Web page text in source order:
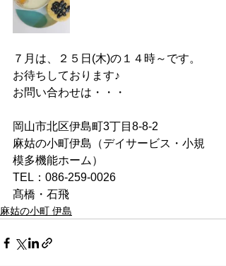
７月は、２５日(木)の１４時～です。
お待ちしております♪
お問い合わせは・・・
岡山市北区伊島町3丁目8-8-2
麻姑の小町伊島（デイサービス・小規
模多機能ホーム）
TEL：086-259-0026
髙橋・石飛
麻姑の小町 伊島